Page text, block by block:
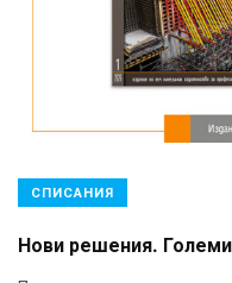
СПИСАНИЯ
Нови решения.